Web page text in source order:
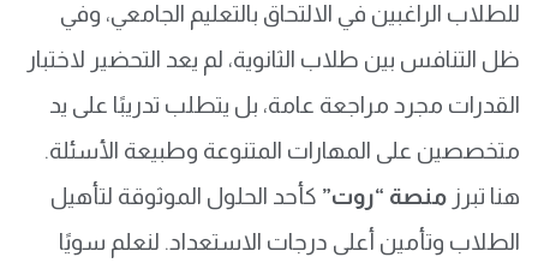
للطلاب الراغبين في الالتحاق بالتعليم الجامعي، وفي
ظل التنافس بين طلاب الثانوية، لم يعد التحضير لاختبار
القدرات مجرد مراجعة عامة، بل يتطلب تدريبًا على يد
متخصصين على المهارات المتنوعة وطبيعة الأسئلة.
هنا تبرز منصة “روت” كأحد الحلول الموثوقة لتأهيل
الطلاب وتأمين أعلى درجات الاستعداد. لنعلم سويًا